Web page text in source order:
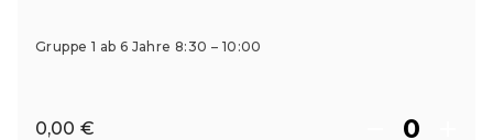
Gruppe 1 ab 6 Jahre 8:30 – 10:00
0,00 €